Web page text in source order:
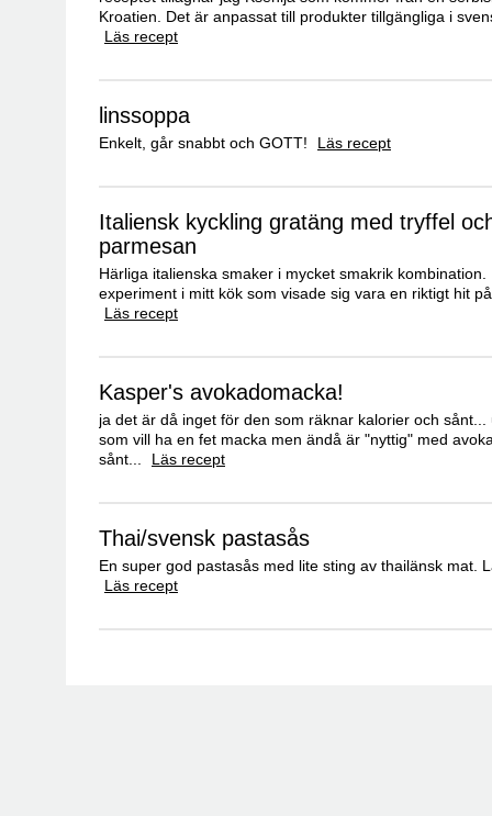
Kroatien. Det är anpassat till produkter tillgängliga i
Läs recept
linssoppa
Enkelt, går snabbt och GOTT! Läs recept
Italiensk kyckling gratäng med tryffel
parmesan
Härliga italienska smaker i mycket smakrik kombination.
experiment i mitt kök som visade sig vara en riktigt hit
Läs recept
Kasper's avokadomacka!
ja det är då inget för den som räknar kalorier och sånt...
som vill ha en fet macka men ändå är "nyttig" med
sånt...
Läs recept
Thai/svensk pastasås
En super god pastasås med lite sting av thailänsk mat.
Läs recept